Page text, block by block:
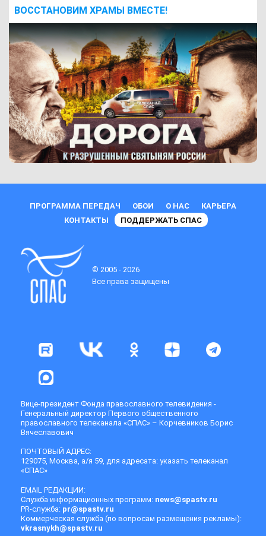
ВОCСТАНОВИМ ХРАМЫ ВМЕСТЕ!
ПРОГРАММА ПЕРЕДАЧ ОБОИ О НАС
КАРЬЕРА
КОНТАКТЫ
ПОДДЕРЖАТЬ СПАС
© 2005 - 2026
Все права защищены
Вице-президент Фонда православного телевидения -
Генеральный директор Первого общественного
православного телеканала «СПАС» – Корчевников Борис
Вячеславович
ПОЧТОВЫЙ АДРЕС:
129075, Москва, а/я 59, для адресата: указать телеканал
«СПАС»
EMAIL РЕДАКЦИИ:
Служба информационных программ: news@spastv.ru
PR-служба: pr@spastv.ru
Коммерческая служба (по вопросам размещения рекламы):
vkrasnykh@spastv.ru